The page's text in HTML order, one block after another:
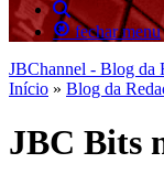
fechar menu
JBChannel - Blog da
Início » Blog da
JBC Bits